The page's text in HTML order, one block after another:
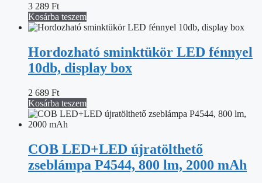
3 289 Ft
Kosárba teszem
Hordozható sminktükör LED fénnyel
10db, display box
2 689 Ft
Kosárba teszem
COB LED+LED újratölthető
zseblámpa P4544, 800 lm, 2000 mAh